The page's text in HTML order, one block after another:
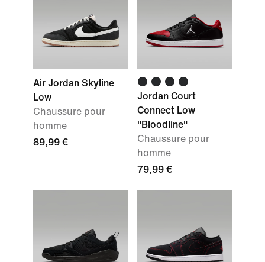
Air Jordan Skyline
Low
Chaussure pour
homme
89,99 €
Jordan Court
Connect Low
"Bloodline"
Chaussure pour
homme
79,99 €